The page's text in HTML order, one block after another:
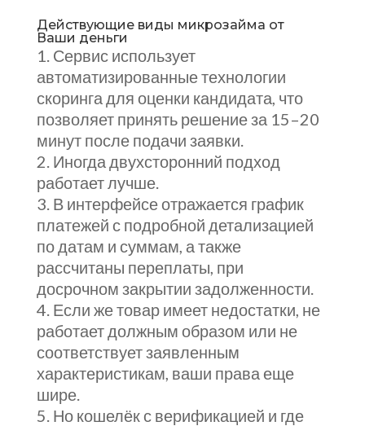
Действующие виды микрозайма от
Ваши деньги
Сервис использует
автоматизированные технологии
скоринга для оценки кандидата, что
позволяет принять решение за 15–20
минут после подачи заявки.
Иногда двухсторонний подход
работает лучше.
В интерфейсе отражается график
платежей с подробной детализацией
по датам и суммам, а также
рассчитаны переплаты, при
досрочном закрытии задолженности.
Если же товар имеет недостатки, не
работает должным образом или не
соответствует заявленным
характеристикам, ваши права еще
шире.
Но кошелёк с верификацией и где